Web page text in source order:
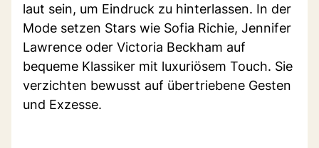
laut sein, um Eindruck zu hinterlassen. In der
Mode setzen Stars wie Sofia Richie, Jennifer
Lawrence oder Victoria Beckham auf
bequeme Klassiker mit luxuriösem Touch. Sie
verzichten bewusst auf übertriebene Gesten
und Exzesse.